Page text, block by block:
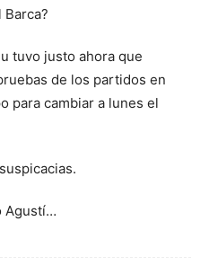
tuvo justo ahora que
de los partidos en
para cambiar a lunes el
Agustí…